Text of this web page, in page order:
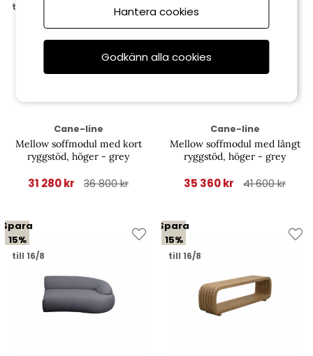
till 16/8
Cane-line
Mellow soffmodul med kort
ryggstöd, höger - grey
31 280 kr 36 800 kr
till 16/8
Cane-line
Mellow soffmodul med långt
ryggstöd, höger - grey
35 360 kr 41 600 kr
Spara
15%
till 16/8
Spara
15%
till 16/8
Hantera cookies
Godkänn alla cookies